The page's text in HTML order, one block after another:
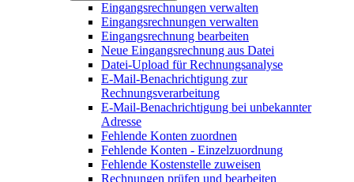
Eingangsrechnungen verwalten
Eingangsrechnungen verwalten
Eingangsrechnung bearbeiten
Neue Eingangsrechnung aus Datei
Datei-Upload für Rechnungsanalyse
E-Mail-Benachrichtigung zur
Rechnungsverarbeitung
E-Mail-Benachrichtigung bei unbekannter
Adresse
Fehlende Konten zuordnen
Fehlende Konten - Einzelzuordnung
Fehlende Kostenstelle zuweisen
Rechnungen prüfen und bearbeiten